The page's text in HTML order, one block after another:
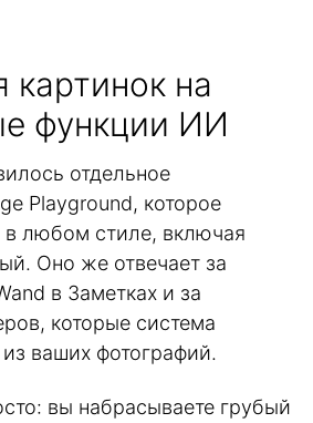
картинок на
функции ИИ
отдельное
Playground, которое
в любом стиле, включая
Оно же отвечает за
в Заметках и за
которые система
ваших фотографий.
вы набрасываете грубый